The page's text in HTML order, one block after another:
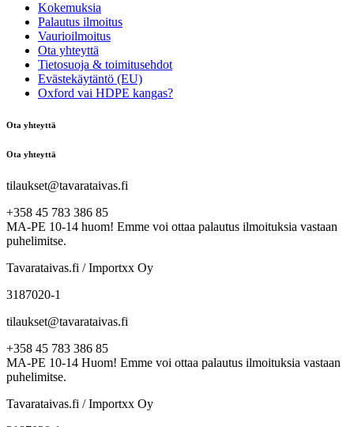
Kokemuksia
Palautus ilmoitus
Vaurioilmoitus
Ota yhteyttä
Tietosuoja & toimitusehdot
Evästekäytäntö (EU)
Oxford vai HDPE kangas?
Ota yhteyttä
Ota yhteyttä
tilaukset@tavarataivas.fi
+358 45 783 386 85
MA-PE 10-14 huom! Emme voi ottaa palautus ilmoituksia vastaan
puhelimitse.
Tavarataivas.fi / Importxx Oy
3187020-1
tilaukset@tavarataivas.fi
+358 45 783 386 85
MA-PE 10-14 Huom! Emme voi ottaa palautus ilmoituksia vastaan
puhelimitse.
Tavarataivas.fi / Importxx Oy